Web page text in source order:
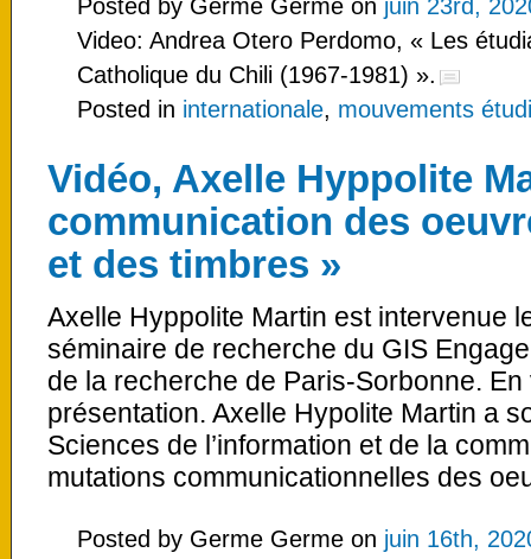
Posted by Germe Germe on juin 23rd,
Video: Andrea Otero Perdomo, « Les
Catholique du Chili (1967-1981) ».
Posted in internationale, mouvements
Vidéo, Axelle Hyppolite
communication des
et des timbres »
Axelle Hyppolite Martin est intervenue
séminaire de recherche du GIS
de la recherche de Paris-Sorbonne.
présentation. Axelle Hypolite Martin a
Sciences de l’information et de la
mutations communicationnelles des
Posted by Germe Germe on juin 16th,